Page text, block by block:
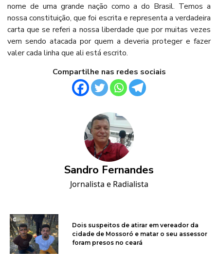
nome de uma grande nação como a do Brasil. Temos a
nossa constituição, que foi escrita e representa a verdadeira
carta que se referi a nossa liberdade que por muitas vezes
vem sendo atacada por quem a deveria proteger e fazer
valer cada linha que ali está escrito.
Compartilhe nas redes sociais
Sandro Fernandes
Jornalista e Radialista
Dois suspeitos de atirar em vereador da
cidade de Mossoró e matar o seu assessor
foram presos no ceará